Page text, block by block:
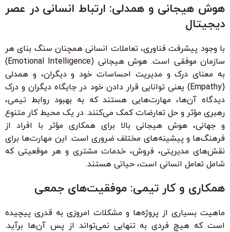
هوش هیجانی و همدلی: ارتباط انسانی در عصر
دیجیتال
با وجود پیشرفت فناوری، تعاملات انسانی همچنان سنگ بنای هر
سازمان موفقی است. هوش هیجانی (Emotional Intelligence)
به معنای درک و مدیریت احساسات خود و دیگران، و همدلی
(Empathy) یعنی توانایی قرار دادن خود در جایگاه دیگران و درک
دیدگاه آن‌ها، مهارت‌هایی هستند که به بهبود روابط تیمی،
رهبری مؤثر و حل تعارضات کمک می‌کنند. در یک محیط کار متنوع
و جهانی، هوش هیجانی بالا برای همکاری مؤثر با افراد از
فرهنگ‌ها و پیشینه‌های مختلف ضروری است. این مهارت‌ها برای
نقش‌های مدیریتی، فروش، خدمات مشتری و هر موقعیتی که
شامل تعامل انسانی است، حیاتی هستند.
همکاری و کار تیمی: موفقیت‌های جمعی
ماهیت بسیاری از پروژه‌ها و مشکلات امروزی به قدری پیچیده
است که هیچ فردی به تنهایی نمی‌تواند از پس آن‌ها برآید.